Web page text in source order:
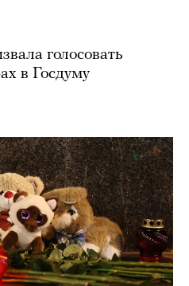
голосовать
в Госдуму